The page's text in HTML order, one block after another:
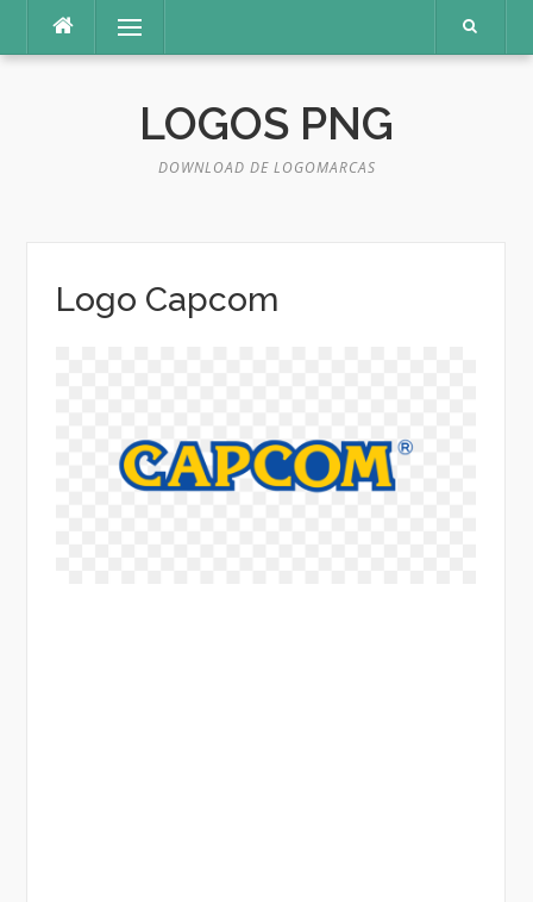
o
Menu
LOGOS PNG
DOWNLOAD DE LOGOMARCAS
Logo Capcom